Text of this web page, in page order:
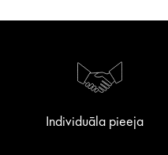
Individuāla pieeja